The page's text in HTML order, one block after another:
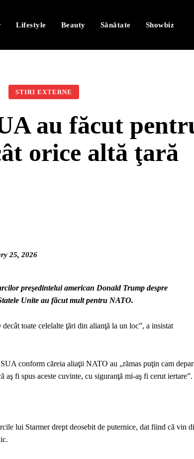
Lifestyle Beauty Sănătate Showbiz
STIRI EXTERNE
au făcut
orice altă ţară
25, 2026
preşedintelui american Donald Trump despre
Unite au făcut mult pentru NATO.
toate celelalte ţări din alianţă la un loc”, a insistat
conform căreia aliaţii NATO au „rămas puţin cam
fi spus aceste cuvinte, cu siguranţă mi-aş fi cerut iertare”.
lui Starmer drept deosebit de puternice, dat fiind că vin